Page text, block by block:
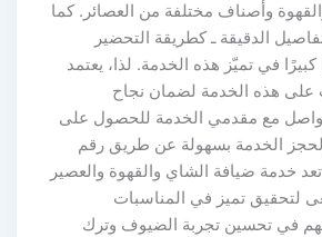
وأصناف مختلفة من العصائر. كما
الدقيقة ـ كطريقة التحضير
كبيرًا في تميّز هذه الخدمة. لذا، يعتمد
على هذه الخدمة لضمان نجاح
مع مقدمي الخدمة للحصول على
الخدمة بسهولة عن طريق رقم
66180708. تعد خدمة ضيافة الشاي والقهوة والعصير
لتحقيق تميز في المناسبات
في تحسين تجربة الضيوف وترك